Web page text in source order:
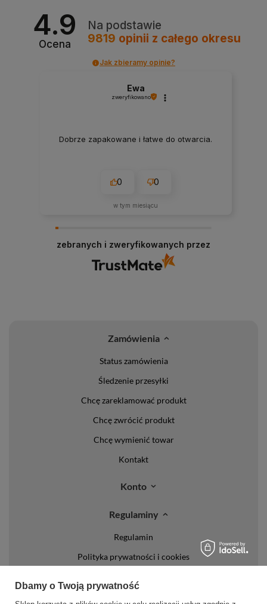
4.9
Ocena
Na podstawie
9819 opinii z całego okresu
Jak zbieramy opinie?
Ewa
zweryfikowano
Dobrze zapakowane i łatwe do otwarcia.
0 0
w tym miesiącu
zebranych i zweryfikowanych przez
Zamówienia
Status zamówienia
Śledzenie przesyłki
Chcę zareklamować produkt
Chcę zwrócić produkt
Chcę wymienić towar
Kontakt
Konto
Regulaminy
Regulamin
Polityka prywatności i cookies
Dbamy o Twoją prywatność